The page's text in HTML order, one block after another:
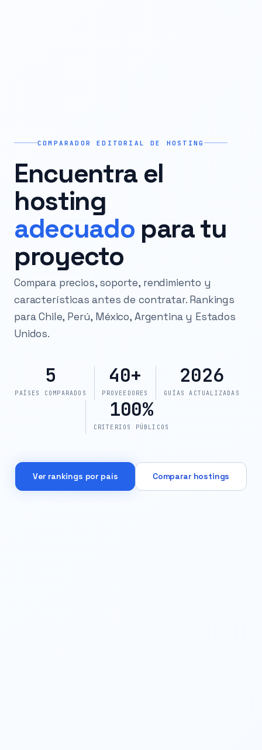
COMPARADOR EDITORIAL DE HOSTING
Encuentra el
hosting
adecuado para tu
proyecto
Compara precios, soporte, rendimiento y
características antes de contratar. Rankings
para Chile, Perú, México, Argentina y Estados
Unidos.
5
PAÍSES COMPARADOS
40+
PROVEEDORES
2026
GUÍAS ACTUALIZADAS
100%
CRITERIOS PÚBLICOS
Ver rankings por país Comparar hostings